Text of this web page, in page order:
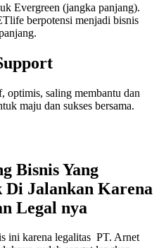
Evergreen (jangka panjang).
berpotensi menjadi bisnis
saling membantu dan
maju dan sukses bersama.
Bisnis Yang
Di Jalankan Karena
Legal nya
ini karena legalitas PT. Arnet